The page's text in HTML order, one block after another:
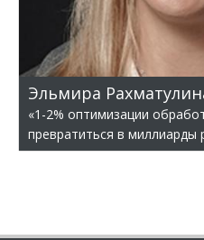
Эльмира
«1-2% оптимизации
превратиться в миллиарды